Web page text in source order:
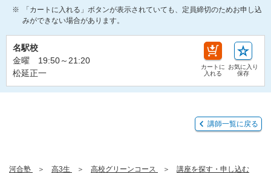
「カートに入れる」ボタンが表示されていても、定員締切のためお申し込
みができない場合があります。
名駅校
金曜 19:50～21:20
松延正一
カートに
入れる
お気に入り
保存
講師一覧に戻る
河合塾 高3生 高校グリーンコース
講座を探す・申し込む